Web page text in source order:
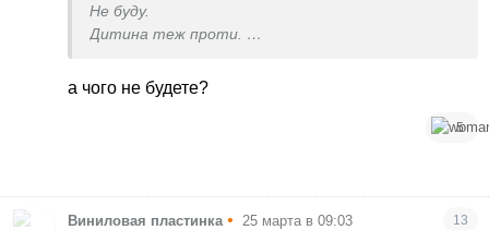
Не буду.
Дитина теж проти.
а чого не будете?
5
Виниловая пластинка • 25 марта в 09:03 13